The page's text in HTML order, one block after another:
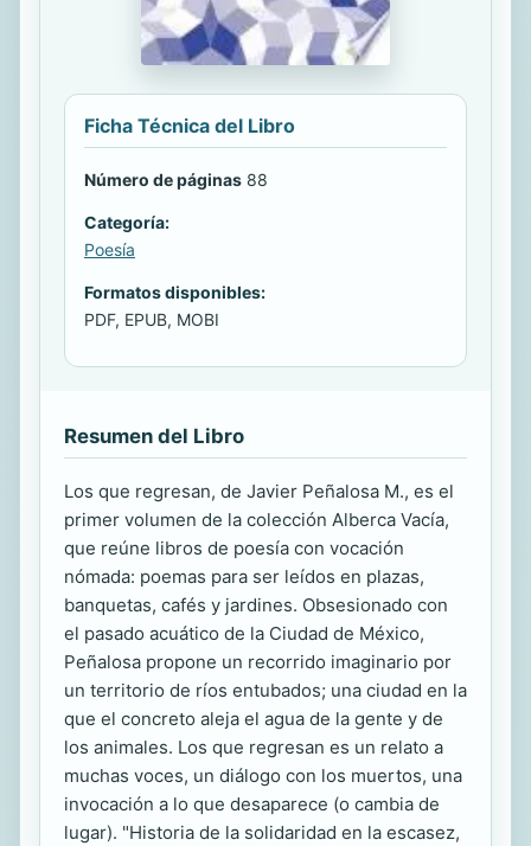
Ficha Técnica del Libro
Número de páginas 88
Categoría:
Poesía
Formatos disponibles:
PDF, EPUB, MOBI
Resumen del Libro
Los que regresan, de Javier Peñalosa M., es el
primer volumen de la colección Alberca Vacía,
que reúne libros de poesía con vocación
nómada: poemas para ser leídos en plazas,
banquetas, cafés y jardines. Obsesionado con
el pasado acuático de la Ciudad de México,
Peñalosa propone un recorrido imaginario por
un territorio de ríos entubados; una ciudad en la
que el concreto aleja el agua de la gente y de
los animales. Los que regresan es un relato a
muchas voces, un diálogo con los muertos, una
invocación a lo que desaparece (o cambia de
lugar). "Historia de la solidaridad en la escasez,